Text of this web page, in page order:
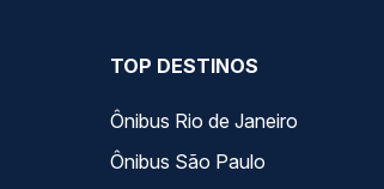
TOP DESTINOS
Ônibus Rio de Janeiro
Ônibus São Paulo